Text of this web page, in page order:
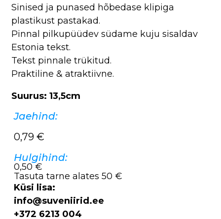
Sinised ja punased hõbedase klipiga
plastikust pastakad.
Pinnal pilkupüüdev südame kuju sisaldav
Estonia tekst.
Tekst pinnale trükitud.
Praktiline & atraktiivne.
Suurus: 13,5cm
Jaehind:
0,79 €
Hulgihind:
0,50 €
Tasuta tarne alates 50 €
Küsi lisa:
info@suveniirid.ee
+372 6213 004